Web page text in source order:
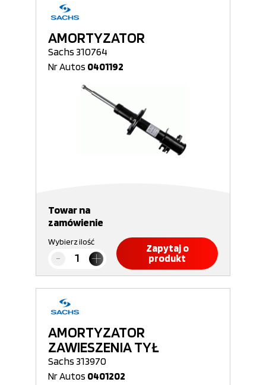
AMORTYZATOR
Sachs 310764
Nr Autos 0401192
Towar na
zamówienie
Wybierz ilość
Zapytaj o
produkt
AMORTYZATOR
ZAWIESZENIA TYŁ
Sachs 313970
Nr Autos 0401202